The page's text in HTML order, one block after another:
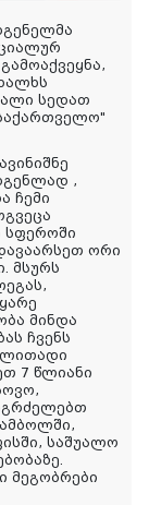
სედათ
,
ჩემი
სფეროში
ორი
მსურს
მინდა
ჩვენს
7 წლიანი
საშუალო
მეგობრები